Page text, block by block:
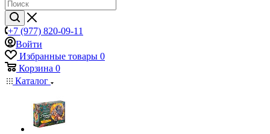
+7 (977) 820-09-11
Войти
Избранные товары 0
Корзина 0
Каталог